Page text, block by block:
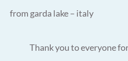
from garda lake – italy
Thank you to everyone